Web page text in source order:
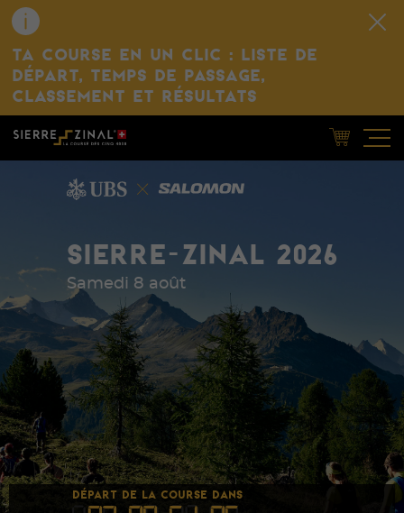
TA COURSE EN UN CLIC : LISTE DE
DÉPART, TEMPS DE PASSAGE,
CLASSEMENT ET RÉSULTATS
SIERRE-ZINAL 2026
Samedi 8 août
DÉPART DE LA COURSE DANS